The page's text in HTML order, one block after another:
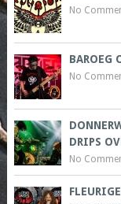
No
BAROEG
No
DRIPS
No